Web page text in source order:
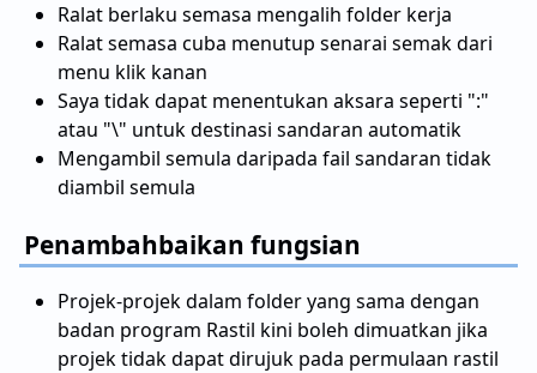
Ralat berlaku semasa mengalih folder kerja
Ralat semasa cuba menutup senarai semak dari
menu klik kanan
Saya tidak dapat menentukan aksara seperti ":"
atau "\" untuk destinasi sandaran automatik
Mengambil semula daripada fail sandaran tidak
diambil semula
Penambahbaikan fungsian
Projek-projek dalam folder yang sama dengan
badan program Rastil kini boleh dimuatkan jika
projek tidak dapat dirujuk pada permulaan rastil